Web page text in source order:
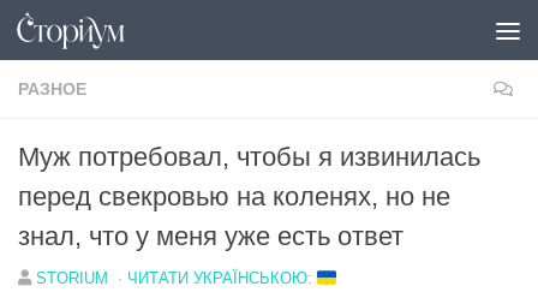
Под записью
РАЗНОЕ
Муж потребовал, чтобы я извинилась
перед свекровью на коленях, но не
знал, что у меня уже есть ответ
STORIUM · ЧИТАТИ УКРАЇНСЬКОЮ: